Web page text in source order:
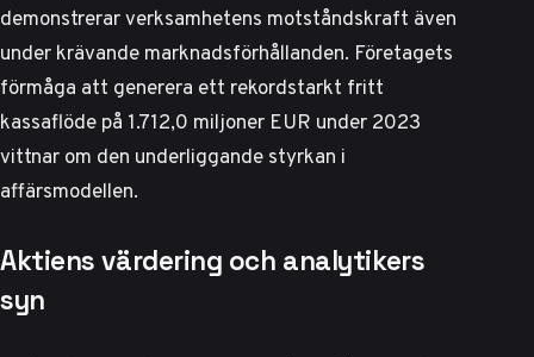
demonstrerar verksamhetens motståndskraft även
under krävande marknadsförhållanden. Företagets
förmåga att generera ett rekordstarkt fritt
kassaflöde på 1.712,0 miljoner EUR under 2023
vittnar om den underliggande styrkan i
affärsmodellen.
Aktiens värdering och analytikers
syn